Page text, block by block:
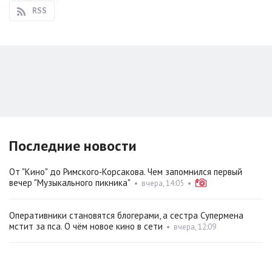
RSS
Последние новости
От "Кино" до Римского‑Корсакова. Чем запомнился первый
вечер "Музыкального пикника" • вчера, 14:05 •
Оперативники становятся блогерами, а сестра Супермена
мстит за пса. О чём новое кино в сети • вчера, 12:09